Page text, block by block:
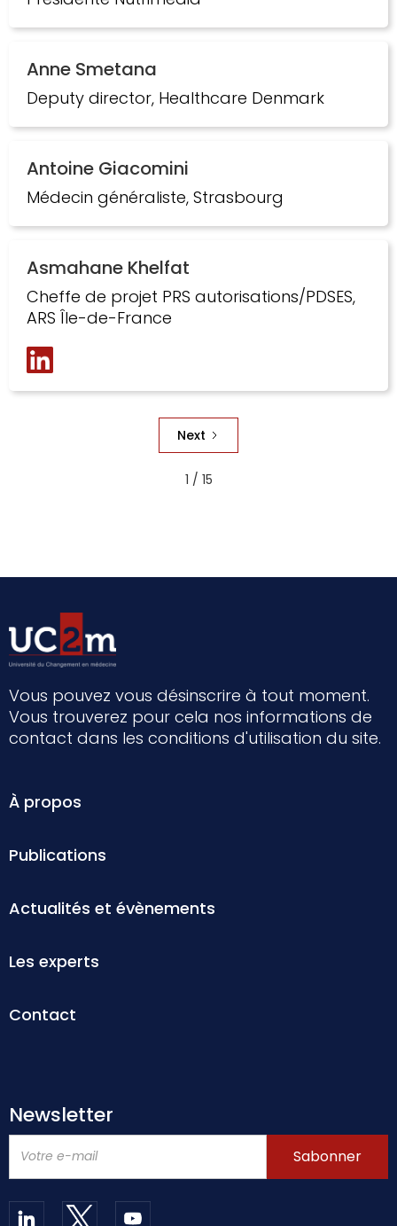
Anne Smetana
Deputy director, Healthcare Denmark
Antoine Giacomini
Médecin généraliste, Strasbourg
Asmahane Khelfat
Cheffe de projet PRS autorisations/PDSES,
ARS Île-de-France
Next
1 / 15
Vous pouvez vous désinscrire à tout moment.
Vous trouverez pour cela nos informations de
contact dans les conditions d'utilisation du site.
À propos
Publications
Actualités et évènements
Les experts
Contact
Newsletter